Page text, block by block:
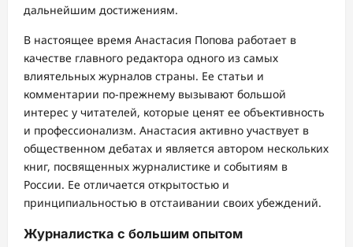
дальнейшим достижениям.
В настоящее время Анастасия Попова работает в
качестве главного редактора одного из самых
влиятельных журналов страны. Ее статьи и
комментарии по-прежнему вызывают большой
интерес у читателей, которые ценят ее объективность
и профессионализм. Анастасия активно участвует в
общественном дебатах и является автором нескольких
книг, посвященных журналистике и событиям в
России. Ее отличается открытостью и
принципиальностью в отстаивании своих убеждений.
Журналистка с большим опытом